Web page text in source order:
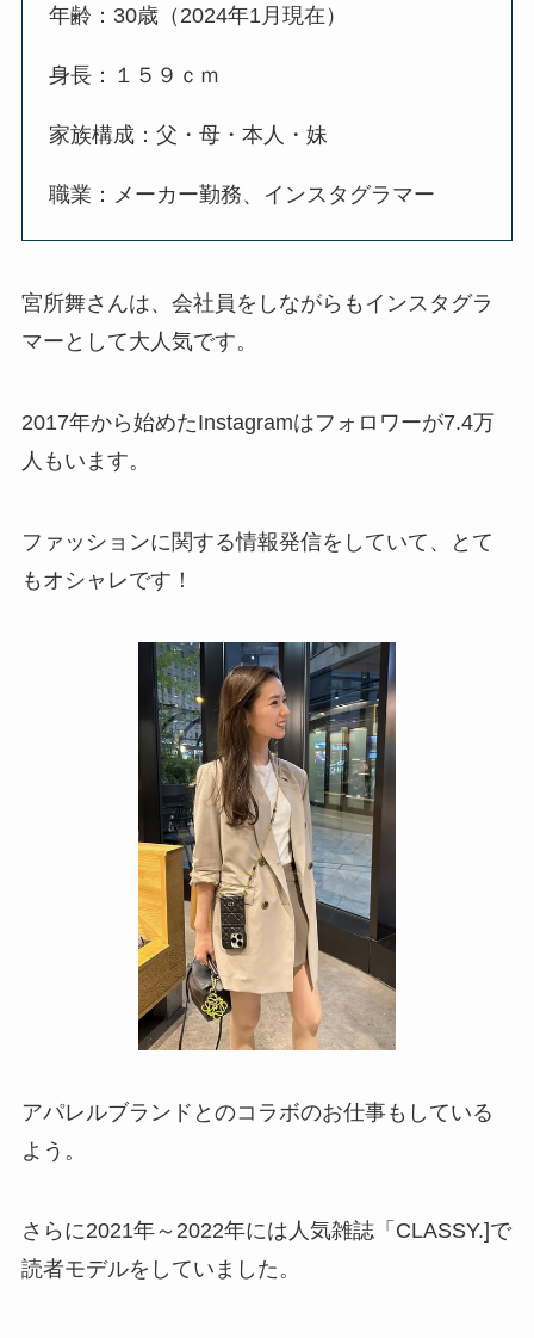
年齢：30歳（2024年1月現在）
身長：１５９ｃｍ
家族構成：父・母・本人・妹
職業：メーカー勤務、インスタグラマー
宮所舞さんは、会社員をしながらもインスタグラ
マーとして大人気です。
2017年から始めたInstagramはフォロワーが7.4万
人もいます。
ファッションに関する情報発信をしていて、とて
もオシャレです！
アパレルブランドとのコラボのお仕事もしている
よう。
さらに2021年～2022年には人気雑誌「CLASSY.]で
読者モデルをしていました。